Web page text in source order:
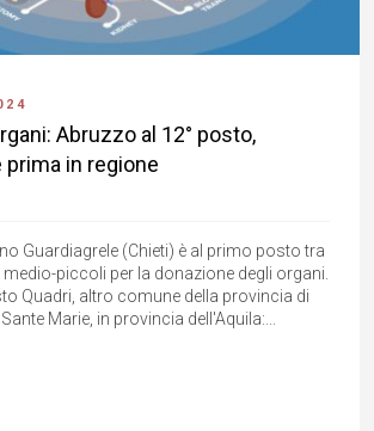
Abruzzo al 12° posto,
prima in regione
Guardiagrele (Chieti) è al primo posto tra
piccoli per la donazione degli organi.
Quadri, altro comune della provincia di
Marie, in provincia dell'Aquila:...